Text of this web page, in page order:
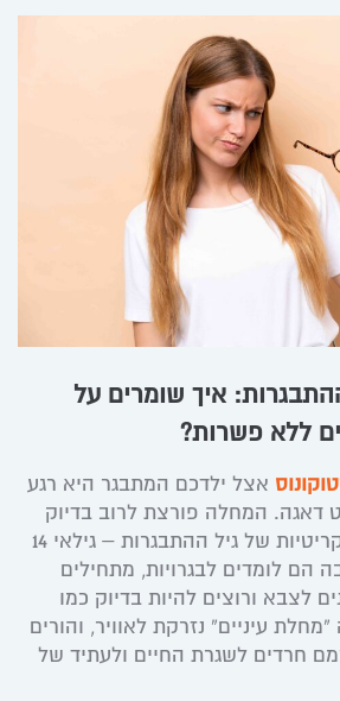
איך שומרים על
ללא פשרות?
אצל ילדכם המתבגר היא רגע
דאגה. המחלה פורצת לרוב בדיוק
בשנים הכי עמוסות וקריטיות של גיל ההתבגרות – גילאי 14
שבה הם לומדים לבגרויות, מתחילים
לצבא ורוצים להיות בדיוק כמו
עיניים” נזרקת לאוויר, והורים
חרדים לשגרת החיים ולעתיד של